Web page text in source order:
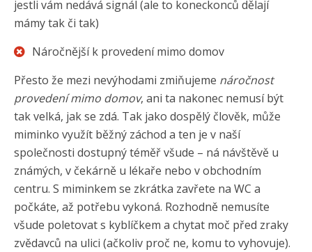
jestli vám nedává signál (ale to koneckonců dělají
mámy tak či tak)
Náročnější k provedení mimo domov
Přesto že mezi nevýhodami zmiňujeme náročnost
provedení mimo domov, ani ta nakonec nemusí být
tak velká, jak se zdá. Tak jako dospělý člověk, může
miminko využít běžný záchod a ten je v naší
společnosti dostupný téměř všude – ná návštěvě u
známých, v čekárně u lékaře nebo v obchodním
centru. S miminkem se zkrátka zavřete na WC a
počkáte, až potřebu vykoná. Rozhodně nemusíte
všude poletovat s kyblíčkem a chytat moč před zraky
zvědavců na ulici (ačkoliv proč ne, komu to vyhovuje).